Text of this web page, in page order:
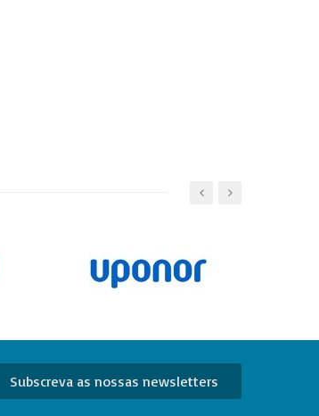
Subscreva as nossas newsletters